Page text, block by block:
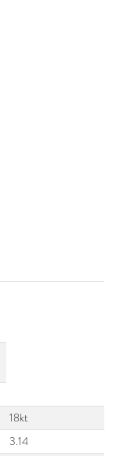
18kt
3.14